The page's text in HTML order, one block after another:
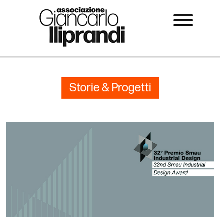
Storie & Progetti